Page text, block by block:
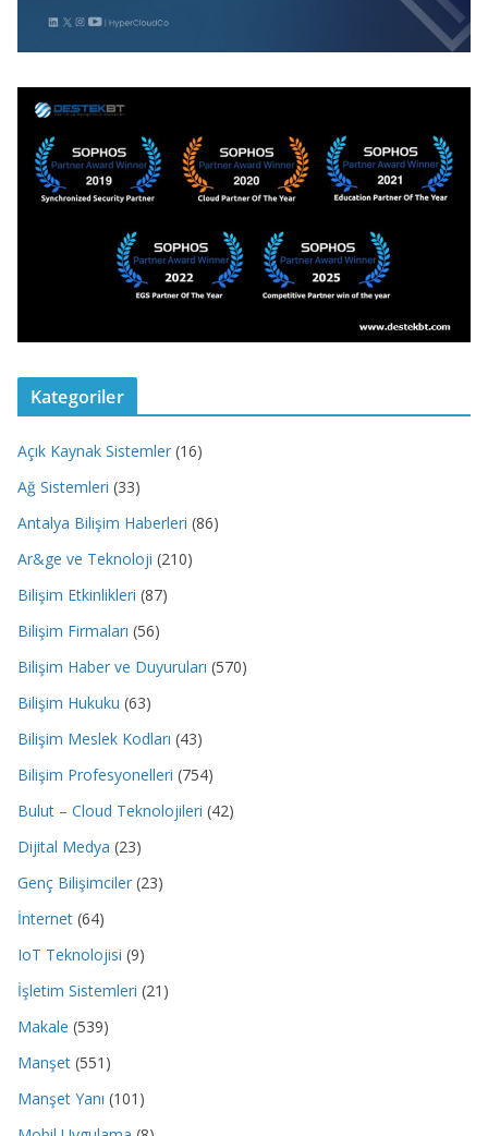
Kategoriler
Açık Kaynak Sistemler (16)
Ağ Sistemleri (33)
Antalya Bilişim Haberleri (86)
Ar&ge ve Teknoloji (210)
Bilişim Etkinlikleri (87)
Bilişim Firmaları (56)
Bilişim Haber ve Duyuruları (570)
Bilişim Hukuku (63)
Bilişim Meslek Kodları (43)
Bilişim Profesyonelleri (754)
Bulut – Cloud Teknolojileri (42)
Dijital Medya (23)
Genç Bilişimciler (23)
İnternet (64)
IoT Teknolojisi (9)
İşletim Sistemleri (21)
Makale (539)
Manşet (551)
Manşet Yanı (101)